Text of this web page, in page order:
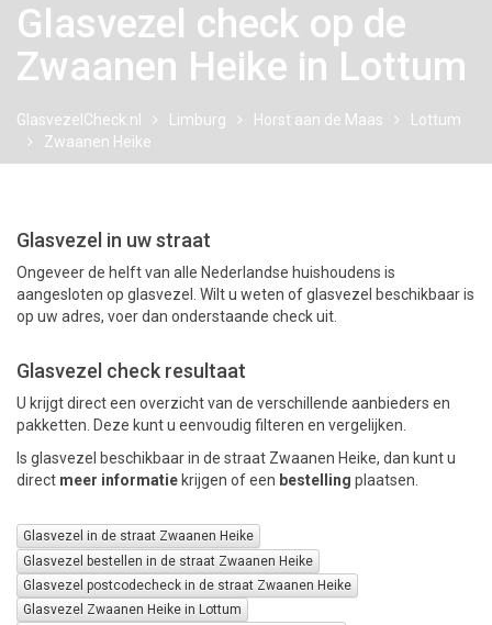
ALLE GLASVEZEL PROVIDERS
GLASVEZEL PROVIDERS
KABEL INTERNET PROVIDERS
PAKKETTEN
Glasvezel check op de
Zwaanen Heike in Lottum
GlasvezelCheck.nl Limburg Horst aan de Maas
Lottum
Zwaanen Heike
Glasvezel in uw straat
Ongeveer de helft van alle Nederlandse huishoudens is
aangesloten op glasvezel. Wilt u weten of glasvezel beschikbaar is
op uw adres, voer dan onderstaande check uit.
Glasvezel check resultaat
U krijgt direct een overzicht van de verschillende aanbieders en
pakketten. Deze kunt u eenvoudig filteren en vergelijken.
Is glasvezel beschikbaar in de straat Zwaanen Heike, dan kunt u
direct meer informatie krijgen of een bestelling plaatsen.
Glasvezel in de straat Zwaanen Heike
Glasvezel bestellen in de straat Zwaanen Heike
Glasvezel postcodecheck in de straat Zwaanen Heike
Glasvezel Zwaanen Heike in Lottum